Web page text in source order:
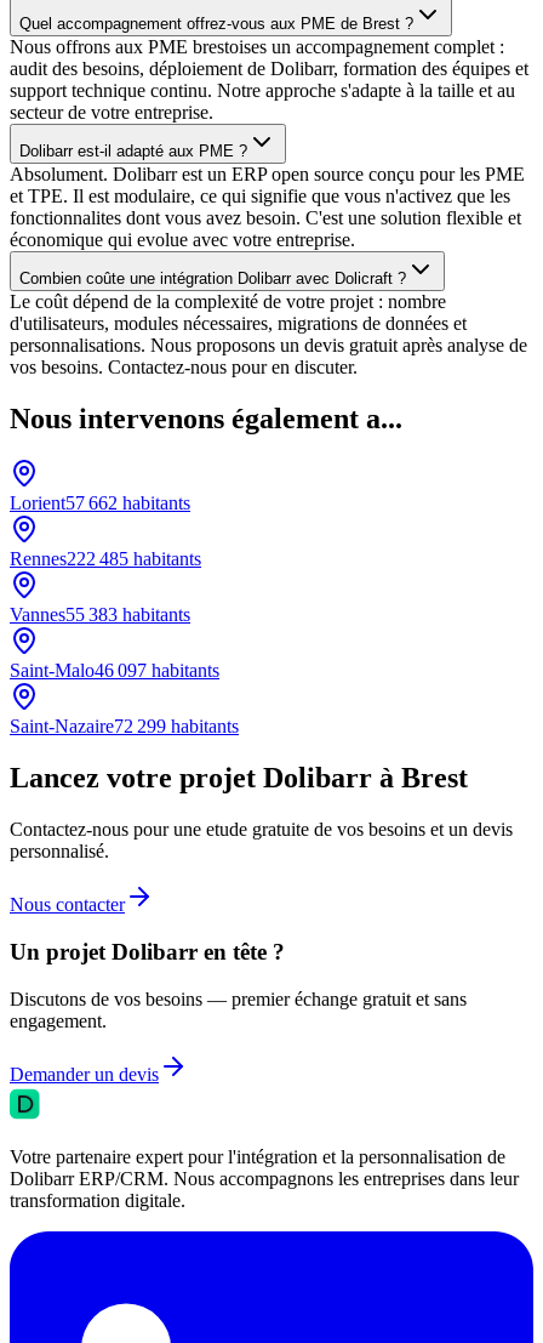
Quel accompagnement offrez-vous aux PME de Brest ?
Nous offrons aux PME brestoises un accompagnement complet :
audit des besoins, déploiement de Dolibarr, formation des équipes et
support technique continu. Notre approche s'adapte à la taille et au
secteur de votre entreprise.
Dolibarr est-il adapté aux PME ?
Absolument. Dolibarr est un ERP open source conçu pour les PME
et TPE. Il est modulaire, ce qui signifie que vous n'activez que les
fonctionnalites dont vous avez besoin. C'est une solution flexible et
économique qui evolue avec votre entreprise.
Combien coûte une intégration Dolibarr avec Dolicraft ?
Le coût dépend de la complexité de votre projet : nombre
d'utilisateurs, modules nécessaires, migrations de données et
personnalisations. Nous proposons un devis gratuit après analyse de
vos besoins. Contactez-nous pour en discuter.
Nous intervenons également a...
Lorient57 662 habitants
Rennes222 485 habitants
Vannes55 383 habitants
Saint-Malo46 097 habitants
Saint-Nazaire72 299 habitants
Lancez votre projet Dolibarr à Brest
Contactez-nous pour une etude gratuite de vos besoins et un devis
personnalisé.
Nous contacter
Un projet Dolibarr en tête ?
Discutons de vos besoins — premier échange gratuit et sans
engagement.
Demander un devis
Votre partenaire expert pour l'intégration et la personnalisation de
Dolibarr ERP/CRM. Nous accompagnons les entreprises dans leur
transformation digitale.